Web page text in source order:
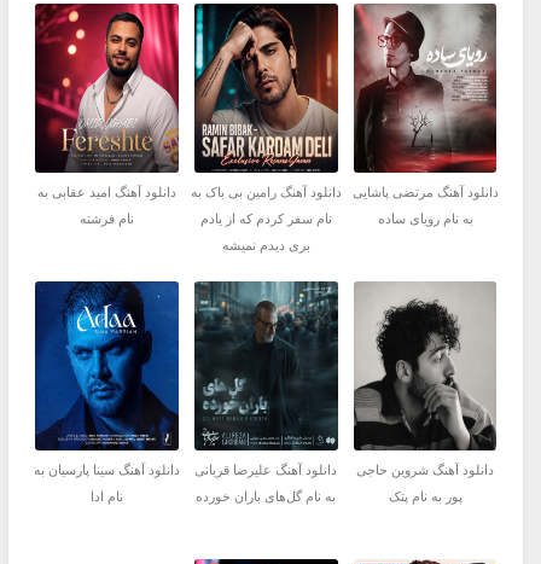
دانلود آهنگ مرتضی پاشایی
به نام رویای ساده
دانلود آهنگ رامین بی باک به
نام سفر کردم که از یادم
بری دیدم نمیشه
دانلود آهنگ امید عقابی به
نام فرشته
دانلود آهنگ شروین حاجی
پور به نام پتک
دانلود آهنگ علیرضا قربانی
به نام گل‌های باران خورده
دانلود آهنگ سینا پارسیان به
نام ادا